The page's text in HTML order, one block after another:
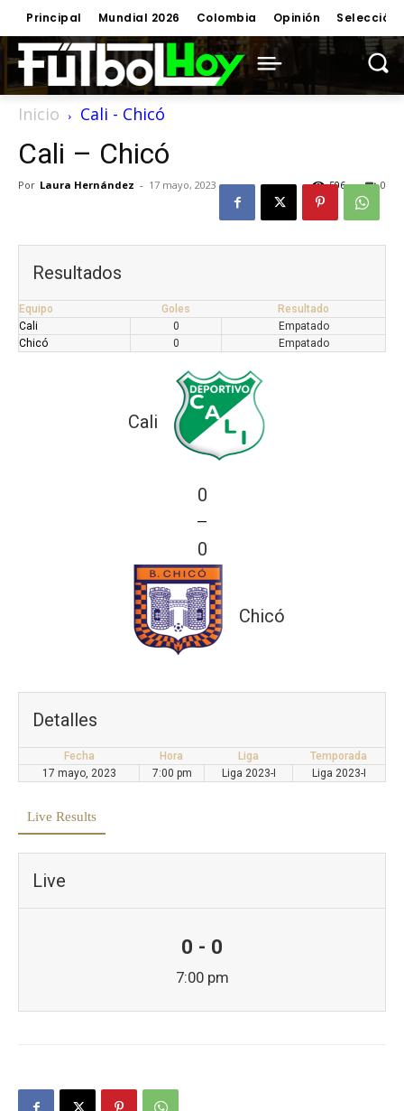
Principal Mundial 2026 Colombia Opinión Selección
Inicio Cali - Chicó
Cali – Chicó
Por Laura Hernández - 17 mayo, 2023 0
506
Resultados
Equipo Goles
Resultado
Cali
0
Empatado
Chicó
0 Empatado
Cali
0
—
0
Chicó
Detalles
Fecha Hora Liga
Temporada
17 mayo, 2023
7:00 pm Liga 2023-I Liga 2023-I
Live Results
Live
0 - 0
7:00 pm